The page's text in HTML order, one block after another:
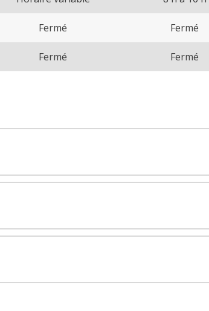
Fermé Fermé
Fermé Fermé